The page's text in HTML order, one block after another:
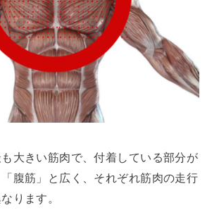
大きい筋肉で、付着している部分が
「腹筋」と広く、それぞれ筋肉の走行
ります。